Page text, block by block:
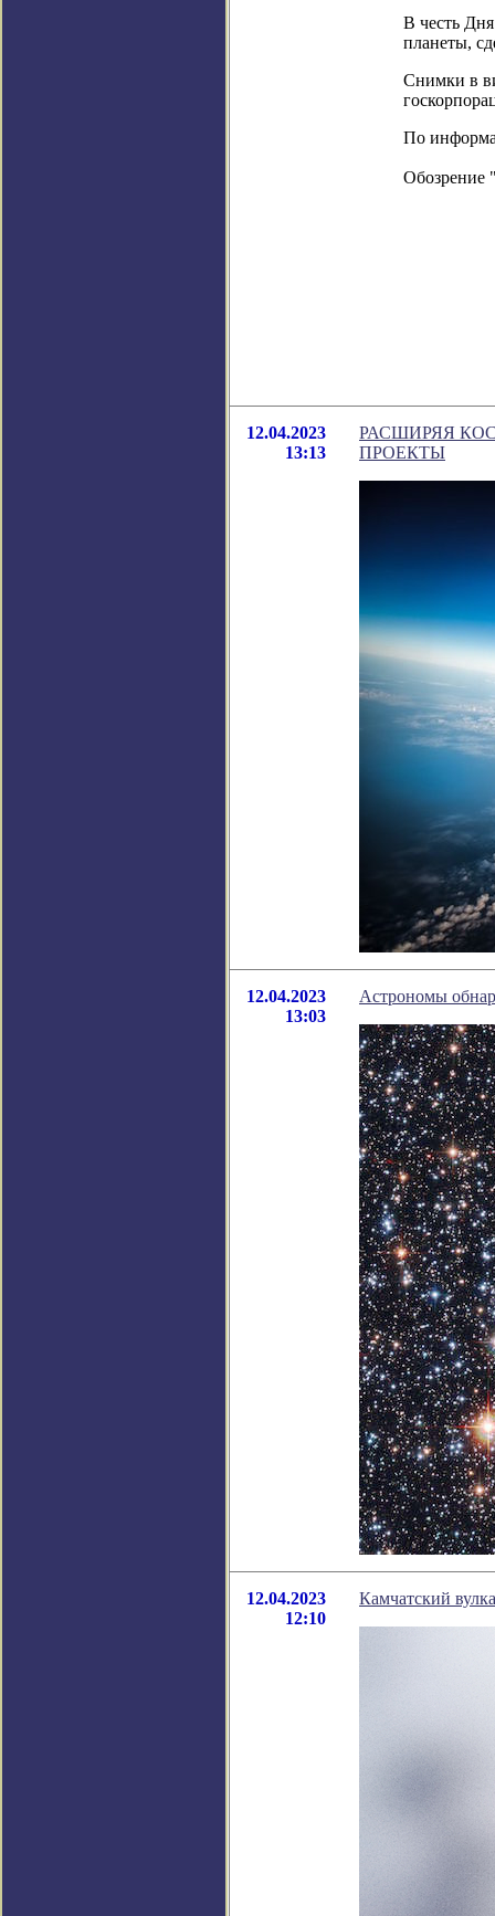
В честь
планеты,
Снимки в
По
Обозрение
12.04.2023
13:13
РАСШИРЯЯ
ПРОЕКТЫ
12.04.2023
13:03
Астрономы
12.04.2023
12:10
Камчатский